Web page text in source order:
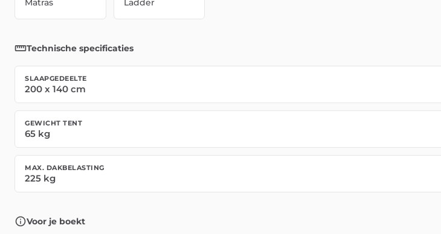
Technische specificaties
SLAAPGEDEELTE
200 x 140 cm
GEWICHT TENT
65 kg
MAX. DAKBELASTING
225 kg
Voor je boekt